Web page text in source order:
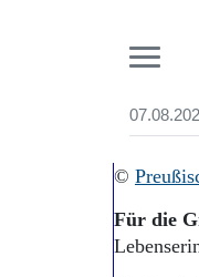
©
Für die